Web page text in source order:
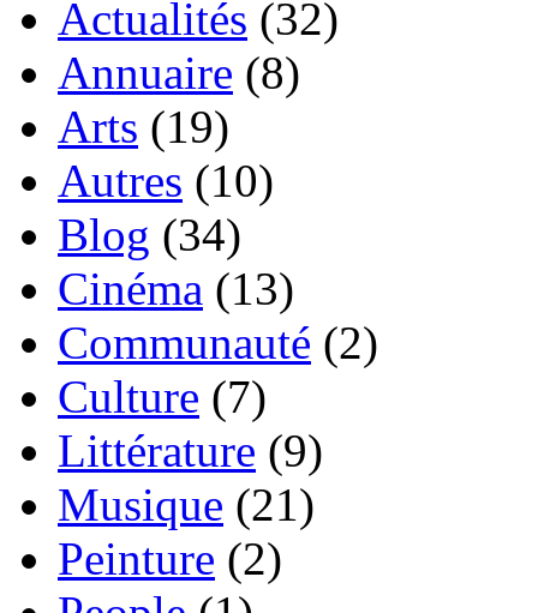
Actualités (32)
Annuaire (8)
Arts (19)
Autres (10)
Blog (34)
Cinéma (13)
Communauté (2)
Culture (7)
Littérature (9)
Musique (21)
Peinture (2)